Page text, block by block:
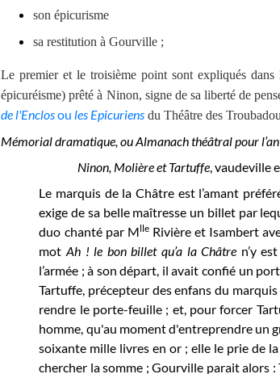
son épicurisme
sa restitution à Gourville ;
Le premier et le troisième point sont expliqués
épicuréisme) prêté à Ninon, signe de sa liberté de
de l'Enclosou les Epicuriens du Théâtre des
Mémorial dramatique, ou Almanach théâtral pour
Ninon, Molière et Tartuffe, vaudeville
Le marquis de la Châtre est l’amant
exige de sa belle maîtresse un billet par
duo chanté par MlleRivière et Isambert
motAh ! le bon billet qu’a la Châtre n’y
l’armée ; à son départ, il avait confié un
Tartuffe, précepteur des enfans du
rendre le porte-feuille ; et, pour forcer
homme, qu'au moment d'entreprendre un
soixante mille livres en or ; elle le prie de
chercher la somme ; Gourville parait alors